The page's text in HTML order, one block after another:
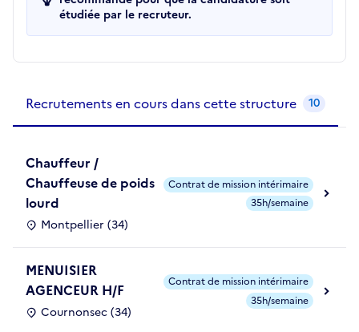
étudiée par le recruteur.
Recrutements en cours dans cette structure 10
Chauffeur /
Chauffeuse de poids
lourd
Montpellier (34)
Contrat de mission intérimaire
35h/semaine
MENUISIER
AGENCEUR H/F
Cournonsec (34)
Contrat de mission intérimaire
35h/semaine